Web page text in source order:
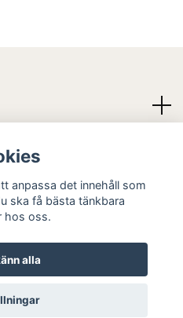
& Dotter
anpassa det innehåll som
ska få bästa tänkbara
hos oss.
alla